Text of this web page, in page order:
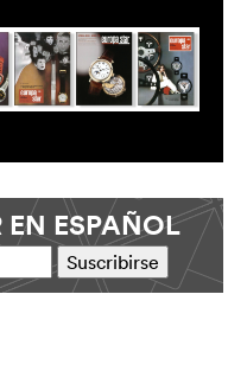
EN ESPAÑOL